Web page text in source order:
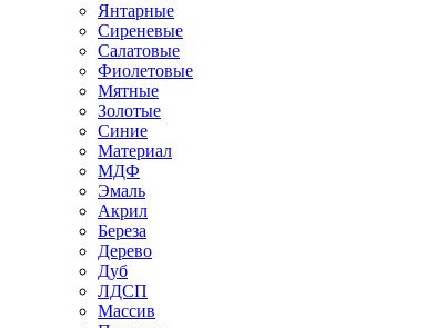
Янтарные
Сиреневые
Салатовые
Фиолетовые
Мятные
Золотые
Синие
Материал
МДФ
Эмаль
Акрил
Береза
Дерево
Дуб
ЛДСП
Массив